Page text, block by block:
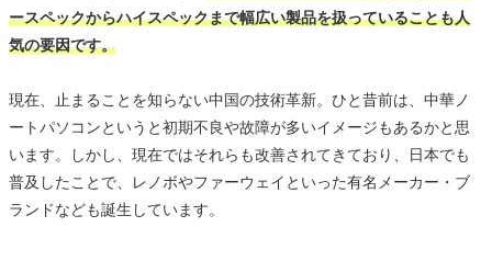
ースペックからハイスペックまで幅広い製品を扱っていることも人
気の要因です。
現在、止まることを知らない中国の技術革新。ひと昔前は、中華ノ
ートパソコンというと初期不良や故障が多いイメージもあるかと思
います。しかし、現在ではそれらも改善されてきており、日本でも
普及したことで、レノボやファーウェイといった有名メーカー・ブ
ランドなども誕生しています。